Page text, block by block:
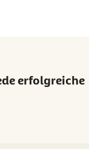
erfolgreiche